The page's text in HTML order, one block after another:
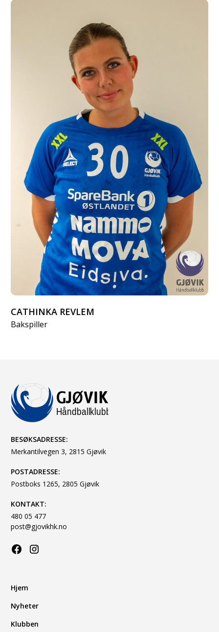
CATHINKA REVLEM
Bakspiller
BESØKSADRESSE:
Merkantilvegen 3, 2815 Gjøvik
POSTADRESSE:
Postboks 1265, 2805 Gjøvik
KONTAKT:
480 05 477
post@gjovikhk.no
Hjem
Nyheter
Klubben